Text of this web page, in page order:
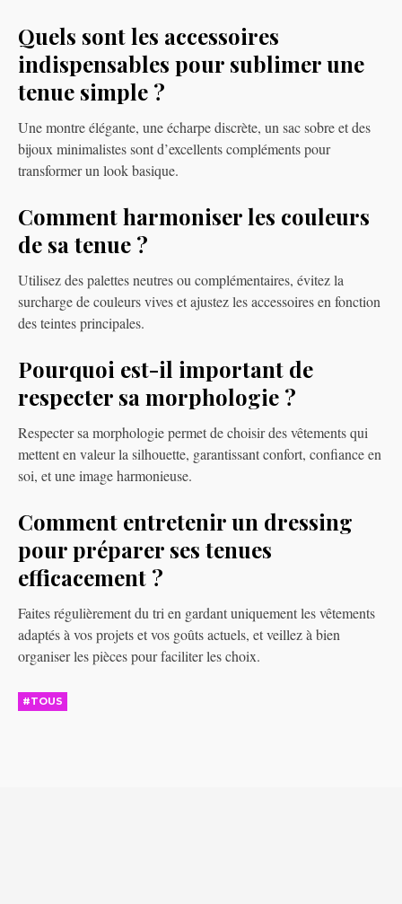
Quels sont les accessoires
indispensables pour sublimer une
tenue simple ?
Une montre élégante, une écharpe discrète, un sac sobre et des
bijoux minimalistes sont d’excellents compléments pour
transformer un look basique.
Comment harmoniser les couleurs
de sa tenue ?
Utilisez des palettes neutres ou complémentaires, évitez la
surcharge de couleurs vives et ajustez les accessoires en fonction
des teintes principales.
Pourquoi est-il important de
respecter sa morphologie ?
Respecter sa morphologie permet de choisir des vêtements qui
mettent en valeur la silhouette, garantissant confort, confiance en
soi, et une image harmonieuse.
Comment entretenir un dressing
pour préparer ses tenues
efficacement ?
Faites régulièrement du tri en gardant uniquement les vêtements
adaptés à vos projets et vos goûts actuels, et veillez à bien
organiser les pièces pour faciliter les choix.
#TOUS